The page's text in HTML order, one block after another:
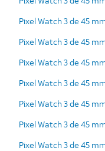
Pixel Watch 3 de 45
Pixel Watch 3 de 45
Pixel Watch 3 de 45
Pixel Watch 3 de 45
Pixel Watch 3 de 45
Pixel Watch 3 de 45
Pixel Watch 3 de 45